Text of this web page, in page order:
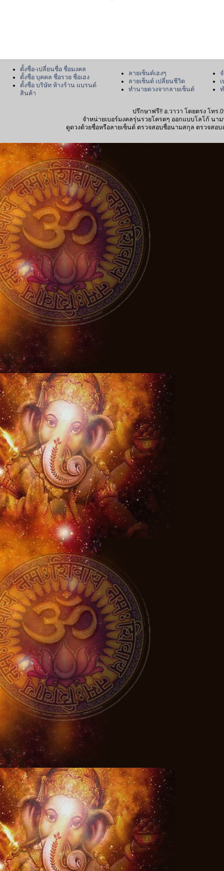
ตั้งชื่อ-เปลี่ยนชื่อ ชื่อมงคล
ตั้งชื่อ บุคคล ชื่อรวย ชื่อเฮง
ตั้งชื่อ บริษัท ห้างร้าน แบรนด์
สินค้า
ลายเซ็นต์เฮงๆ
ลายเซ็นต์ เปลี่ยนชีวิต
ทำนายดวงจากลายเซ็นต์
ปรึกษาฟรี!! อ.วาวา โดยตรง โทร
จำหน่ายเบอร์มงคลรุ่นรวยโครตๆ ออกแบบโลโก้ นา
ดูดวงด้วยชื่อหรือลายเซ็นต์ ตรวจสอบชื่อนามสกุล ตรวจสอ